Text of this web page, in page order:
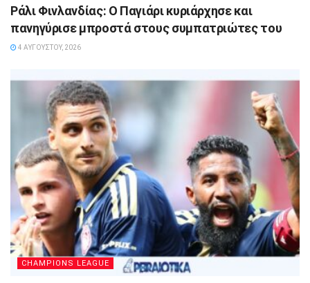
Ράλι Φινλανδίας: Ο Παγιάρι κυριάρχησε και
πανηγύρισε μπροστά στους συμπατριώτες του
4 ΑΥΓΟΎΣΤΟΥ, 2026
CHAMPIONS LEAGUE